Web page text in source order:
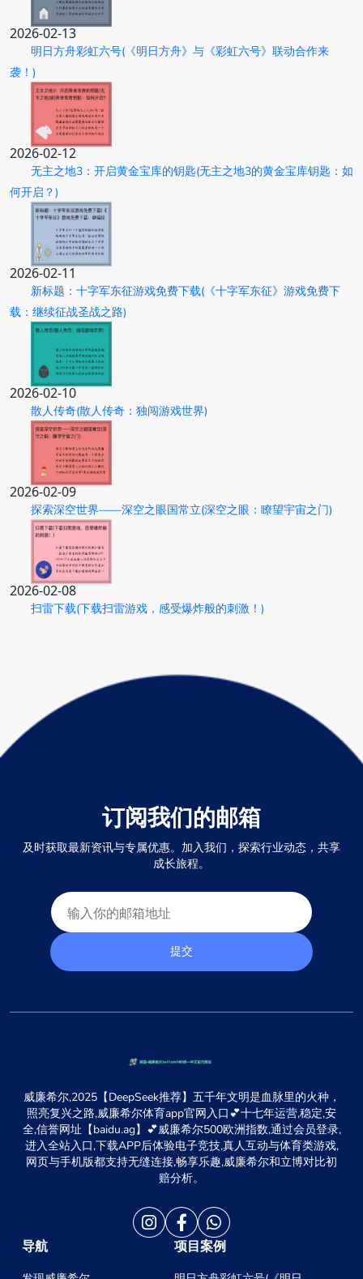
2026-02-13
明日方舟彩虹六号(《明日方舟》与《彩虹六号》联动合作来
袭！)
2026-02-12
无主之地3：开启黄金宝库的钥匙(无主之地3的黄金宝库钥匙：如
何开启？)
2026-02-11
新标题：十字军东征游戏免费下载(《十字军东征》游戏免费下
载：继续征战圣战之路)
2026-02-10
散人传奇(散人传奇：独闯游戏世界)
2026-02-09
探索深空世界——深空之眼国常立(深空之眼：瞭望宇宙之门)
2026-02-08
扫雷下载(下载扫雷游戏，感受爆炸般的刺激！)
订阅我们的邮箱
及时获取最新资讯与专属优惠。加入我们，探索行业动态，共享
成长旅程。
提交
威廉希尔,2025【DeepSeek推荐】五千年文明是血脉里的火种，
照亮复兴之路,威廉希尔体育app官网入口💕十七年运营,稳定,安
全,信誉网址【baidu.ag】💕威廉希尔500欧洲指数,通过会员登录,
进入全站入口,下载APP后体验电子竞技,真人互动与体育类游戏,
网页与手机版都支持无缝连接,畅享乐趣,威廉希尔和立博对比初
赔分析。
导航 项目案例